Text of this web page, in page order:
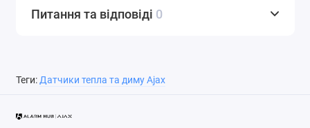
Питання та відповіді 0
Теги:Датчики тепла та диму Ajax